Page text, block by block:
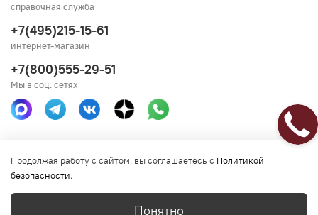
Получить консультацию
справочная служба
+7(495)215-15-61
интернет-магазин
+7(800)555-29-51
Мы в соц. сетях
Продолжая работу с сайтом, вы соглашаетесь с Политикой
безопасности.
Понятно